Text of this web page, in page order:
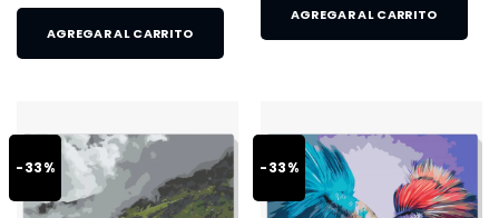
AGREGAR AL CARRITO
AGREGAR AL CARRITO
-33% -33%